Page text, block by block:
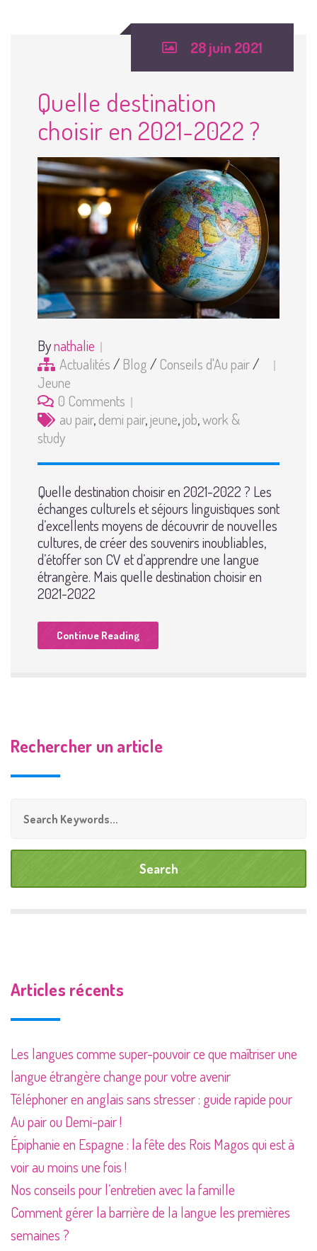
28 juin 2021
Quelle destination
choisir en 2021-2022 ?
Bynathalie
Actualités/ Blog/ Conseils d'Au pair/
Jeune
0 Comments
au pair,demi pair,jeune,job,work &
study
Quelle destination choisir en 2021-2022 ? Les
échanges culturels et séjours linguistiques sont
d’excellents moyens de découvrir de nouvelles
cultures, de créer des souvenirs inoubliables,
d’étoffer son CV et d’apprendre une langue
étrangère. Mais quelle destination choisir en
2021-2022
Continue Reading
Rechercher un article
Articles récents
Les langues comme super-pouvoir ce que maîtriser une
langue étrangère change pour votre avenir
Téléphoner en anglais sans stresser : guide rapide pour
Au pair ou Demi-pair !
Épiphanie en Espagne : la fête des Rois Magos qui est à
voir au moins une fois !
Nos conseils pour l’entretien avec la famille
Comment gérer la barrière de la langue les premières
semaines ?